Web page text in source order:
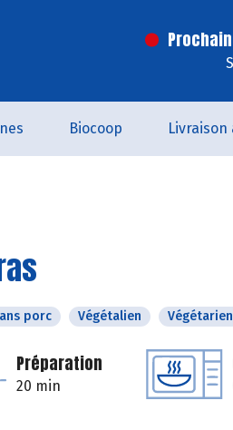
Biocoop Livraison
porc Végétalien Végétarien
Préparation
20 min